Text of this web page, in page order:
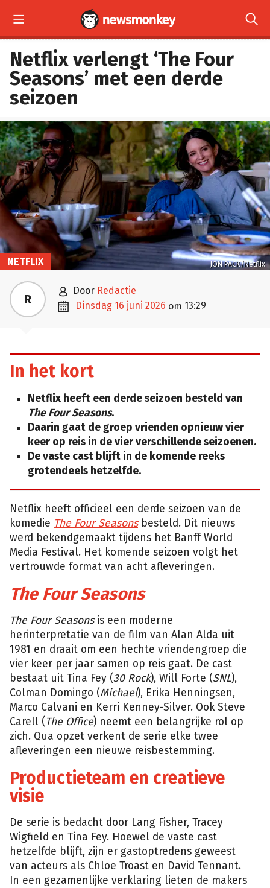
 
Netflix verlengt ‘The Four
Seasons’ met een derde
seizoen
JON PACK/Netflix
NETFLIX
R  door Redactie
 dinsdag 16 juni 2026 om 13:29
In het kort
Netflix heeft een derde seizoen besteld van
The Four Seasons.
Daarin gaat de groep vrienden opnieuw vier
keer op reis in de vier verschillende seizoenen.
De vaste cast blijft in de komende reeks
grotendeels hetzelfde.
Netflix heeft officieel een derde seizoen van de
komedie The Four Seasonsbesteld. Dit nieuws
werd bekendgemaakt tijdens het Banff World
Media Festival. Het komende seizoen volgt het
vertrouwde format van acht afleveringen.
The Four Seasons
The Four Seasonsis een moderne
herinterpretatie van de film van Alan Alda uit
1981 en draait om een hechte vriendengroep die
vier keer per jaar samen op reis gaat. De cast
bestaat uit Tina Fey (30 Rock), Will Forte (SNL),
Colman Domingo (Michael), Erika Henningsen,
Marco Calvani en Kerri Kenney-Silver. Ook Steve
Carell ( The Office) neemt een belangrijke rol op
zich. Qua opzet verkent de serie elke twee
afleveringen een nieuwe reisbestemming.
Productieteam en creatieve
visie
De serie is bedacht door Lang Fisher, Tracey
Wigfield en Tina Fey. Hoewel de vaste cast
hetzelfde blijft, zijn er gastoptredens geweest
van acteurs als Chloe Troast en David Tennant.
In een gezamenlijke verklaring lieten de makers